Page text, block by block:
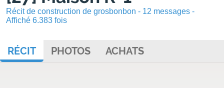
Récit de construction de grosbonbon - 12 messages -
Affiché 6.383 fois
RÉCIT PHOTOS ACHATS